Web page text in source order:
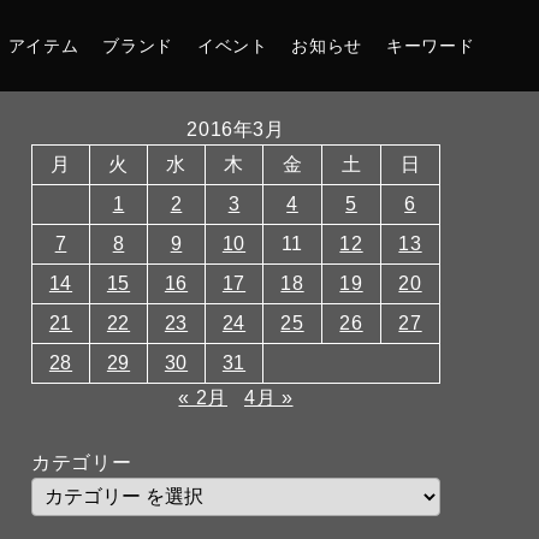
アイテム ブランド イベント お知らせ キーワード
2016年3月
月
火 水 木 金 土
日
1
2 3 4 5
6
7
8 9 10 11 12
13
14
15 16 17 18 19
20
21
22 23 24 25 26
27
28
29 30
31
« 2月
4月 »
カテゴリー